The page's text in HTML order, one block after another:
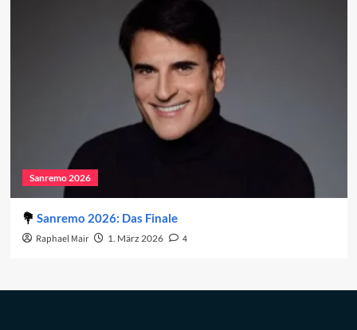
Sanremo 2026
Sanremo 2026: Das Finale
Raphael Mair 1. März 2026 4